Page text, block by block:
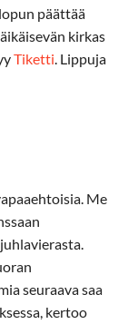
päättää
kirkas
Tiketti . Lippuja
Me
seuraava saa
kertoo